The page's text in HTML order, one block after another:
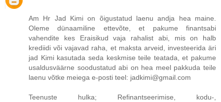
Am Hr Jad Kimi on õigustatud laenu andja hea maine.
Oleme dünaamiline ettevõte, et pakume finantsabi
vahendite kes Eraisikud vaja rahalist abi, mis on halb
krediidi või vajavad raha, et maksta arveid, investeerida äri
jad Kimi kasutada seda keskmise teile teatada, et pakume
usaldusväärne soodustatud abi on hea meel pakkuda teile
laenu võtke meiega e-posti teel: jadkimi@gmail.com
Teenuste hulka; Refinantseerimise, kodu-,